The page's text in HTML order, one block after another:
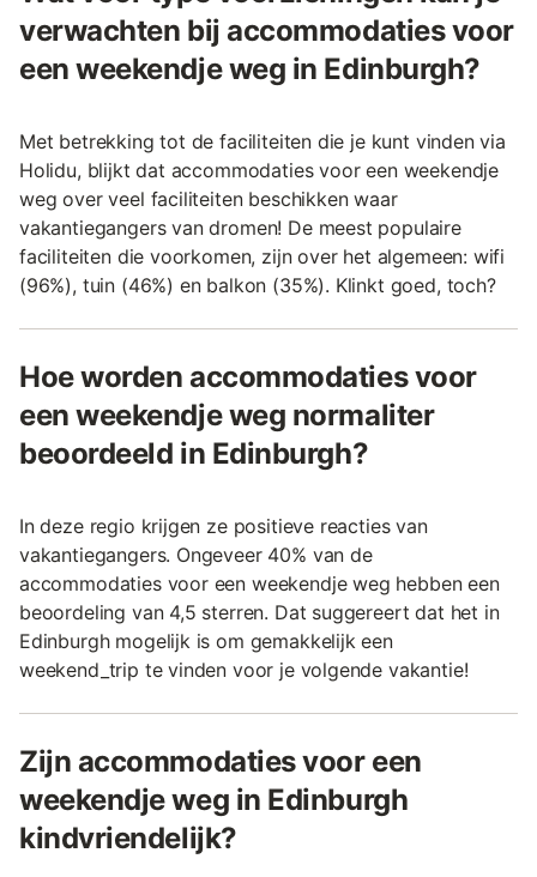
verwachten bij accommodaties voor
een weekendje weg in Edinburgh?
Met betrekking tot de faciliteiten die je kunt vinden via
Holidu, blijkt dat accommodaties voor een weekendje
weg over veel faciliteiten beschikken waar
vakantiegangers van dromen! De meest populaire
faciliteiten die voorkomen, zijn over het algemeen: wifi
(96%), tuin (46%) en balkon (35%). Klinkt goed, toch?
Hoe worden accommodaties voor
een weekendje weg normaliter
beoordeeld in Edinburgh?
In deze regio krijgen ze positieve reacties van
vakantiegangers. Ongeveer 40% van de
accommodaties voor een weekendje weg hebben een
beoordeling van 4,5 sterren. Dat suggereert dat het in
Edinburgh mogelijk is om gemakkelijk een
weekend_trip te vinden voor je volgende vakantie!
Zijn accommodaties voor een
weekendje weg in Edinburgh
kindvriendelijk?